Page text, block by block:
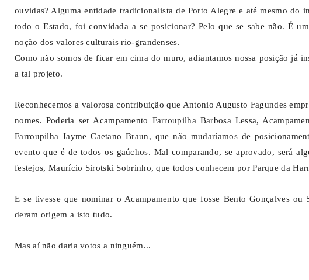
ouvidas? Alguma entidade tradicionalista de Porto Alegre e até mesmo do
todo o Estado, foi convidada a se posicionar? Pelo que se sabe não. É
noção dos valores culturais rio-grandenses.
Como não somos de ficar em cima do muro, adiantamos nossa posição já
a tal projeto.
Reconhecemos a valorosa contribuição que Antonio Augusto Fagundes
nomes. Poderia ser Acampamento Farroupilha Barbosa Lessa,
Farroupilha Jayme Caetano Braun, que não mudaríamos de
evento que é de todos os gaúchos. Mal comparando, se aprovado, será
festejos, Maurício Sirotski Sobrinho, que todos conhecem por Parque da
E se tivesse que nominar o Acampamento que fosse Bento Gonçalves ou
deram origem a isto tudo.
Mas aí não daria votos a ninguém...